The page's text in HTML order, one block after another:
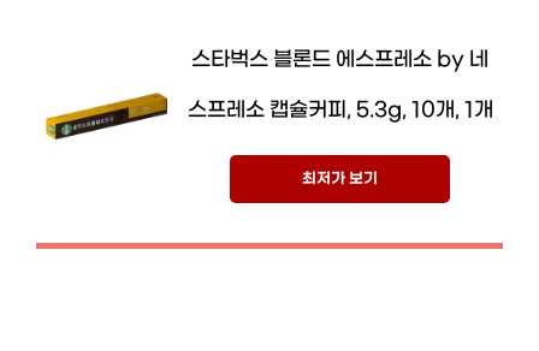
스타벅스 블론드 에스프레소 by 네
스프레소 캡슐커피, 5.3g, 10개, 1개
최저가 보기